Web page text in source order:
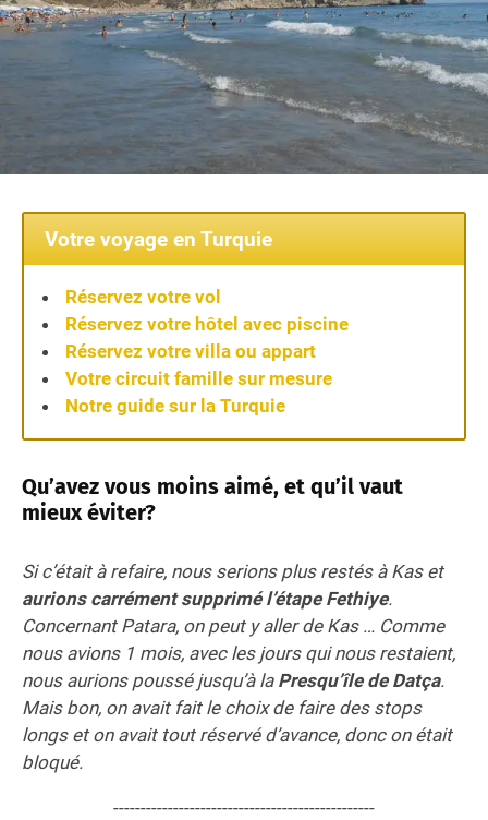
Votre voyage en Turquie
Réservez votre vol
Réservez votre hôtel avec piscine
Réservez votre villa ou appart
Votre circuit famille sur mesure
Notre guide sur la Turquie
Qu’avez vous moins aimé, et qu’il vaut
mieux éviter?
Si c’était à refaire, nous serions plus restés à Kas et
aurions carrément supprimé l’étape Fethiye.
Concernant Patara, on peut y aller de Kas … Comme
nous avions 1 mois, avec les jours qui nous restaient,
nous aurions poussé jusqu’à la Presqu’île de Datça.
Mais bon, on avait fait le choix de faire des stops
longs et on avait tout réservé d’avance, donc on était
bloqué.
------------------------------------------------